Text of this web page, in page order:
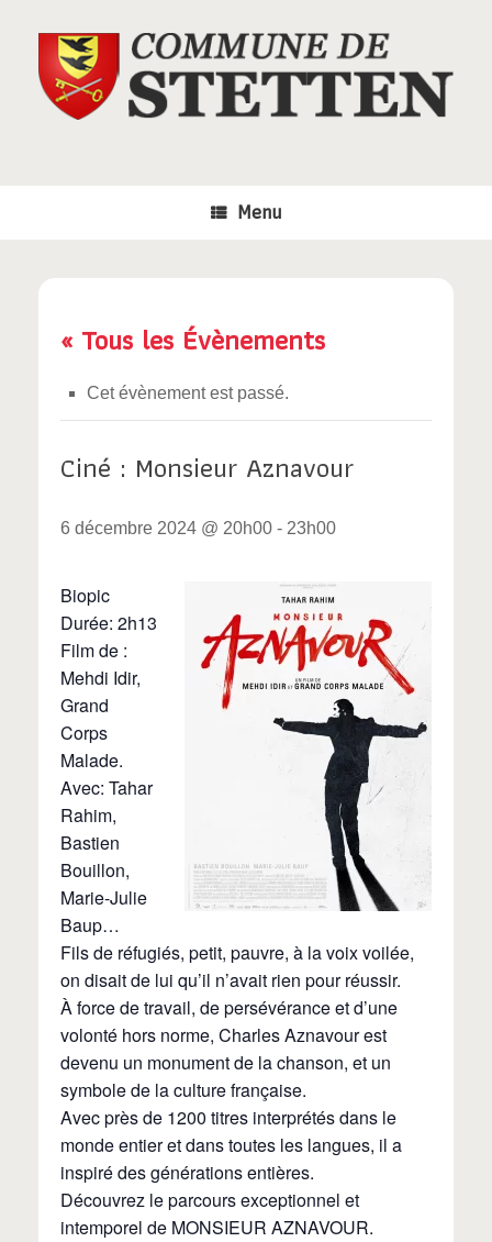
Menu
« Tous les Évènements
Cet évènement est passé.
Ciné : Monsieur Aznavour
6 décembre 2024 @ 20h00 - 23h00
Biopic
Durée: 2h13
Film de :
Mehdi Idir,
Grand
Corps
Malade.
Avec: Tahar
Rahim,
Bastien
Bouillon,
Marie-Julie
Baup…
Fils de réfugiés, petit, pauvre, à la voix voilée,
on disait de lui qu’il n’avait rien pour réussir.
À force de travail, de persévérance et d’une
volonté hors norme, Charles Aznavour est
devenu un monument de la chanson, et un
symbole de la culture française.
Avec près de 1200 titres interprétés dans le
monde entier et dans toutes les langues, il a
inspiré des générations entières.
Découvrez le parcours exceptionnel et
intemporel de MONSIEUR AZNAVOUR.